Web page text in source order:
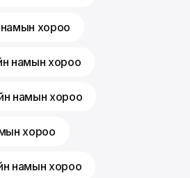
хороо
намын хороо
намын хороо
хороо
намын хороо